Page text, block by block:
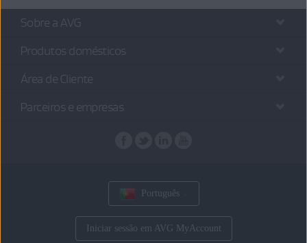
Sobre a AVG
Produtos domésticos
Área de Cliente
Parceiros e empresas
Português
Iniciar sessão em AVG MyAccount